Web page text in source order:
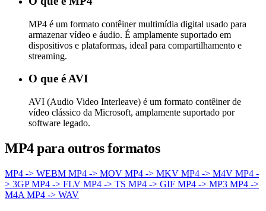
MP4 é um formato contêiner multimídia digital usado para
armazenar vídeo e áudio. É amplamente suportado em
dispositivos e plataformas, ideal para compartilhamento e
streaming.
O que é AVI
AVI (Audio Video Interleave) é um formato contêiner de
vídeo clássico da Microsoft, amplamente suportado por
software legado.
MP4 para outros formatos
MP4 -> WEBM MP4 -> MOV MP4 -> MKV MP4 -> M4V MP4 -
> 3GPMP4 -> FLV MP4 -> TS MP4 -> GIF MP4 -> MP3 MP4 ->
M4A MP4 -> WAV